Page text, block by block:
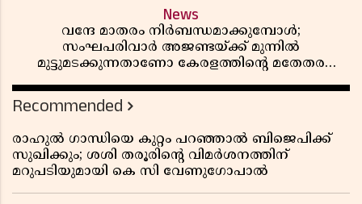
News
വന്ദേ മാതരം നിർബന്ധമാക്കുമ്പോൾ;
സംഘപരിവാർ അജണ്ടയ്ക്ക് മുന്നിൽ
മുട്ടുമടക്കുന്നതാണോ കേരളത്തിന്റെ മതേതര
Recommended
രാഹുൽ ഗാന്ധിയെ കുറ്റം പറഞ്ഞാൽ ബിജെപിക്ക്
സുഖിക്കും; ശശി തരൂരിന്റെ വിമർശനത്തിന്
മറുപടിയുമായി കെ സി വേണുഗോപാൽ